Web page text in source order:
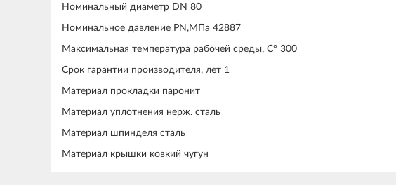
Номинальный диаметр DN 80
Номинальное давление PN,МПа 42887
Максимальная температура рабочей среды, С° 300
Срок гарантии производителя, лет 1
Материал прокладки паронит
Материал уплотнения нерж. сталь
Материал шпинделя сталь
Материал крышки ковкий чугун